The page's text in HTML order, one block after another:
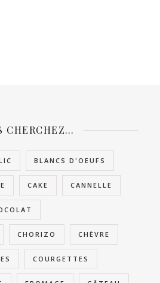
CHERCHEZ…
BLANCS D'OEUFS
CAKE CANNELLE
CHORIZO CHÈVRE
COURGETTES